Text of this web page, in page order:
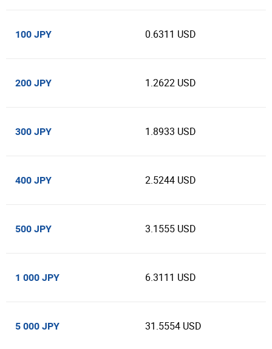
100 JPY 0.6311 USD
200 JPY 1.2622 USD
300 JPY 1.8933 USD
400 JPY 2.5244 USD
500 JPY 3.1555 USD
1 000 JPY 6.3111 USD
5 000 JPY 31.5554 USD